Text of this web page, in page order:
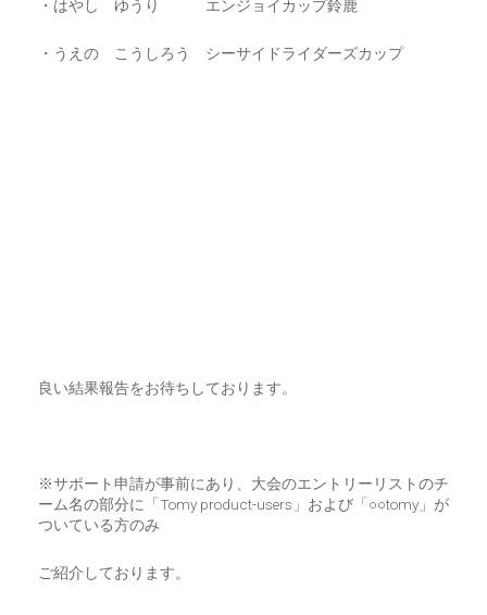
・はやし ゆうり エンジョイカップ鈴鹿
・うえの こうしろう シーサイドライダーズカップ
良い結果報告をお待ちしております。
※サポート申請が事前にあり、大会のエントリーリストのチ
ーム名の部分に「Tomy product-users」および「○○tomy」が
ついている方のみ
ご紹介しております。